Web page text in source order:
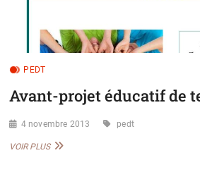
PEDT
Avant-projet éducatif de
4 novembre 2013 pedt
VOIR PLUSAVANT-